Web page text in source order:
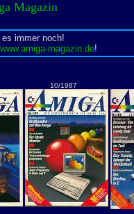
Magazin
immer noch!
www.amiga-magazin.de!
10/1987